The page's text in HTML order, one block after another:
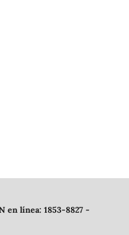
en línea: 1853-8827 -